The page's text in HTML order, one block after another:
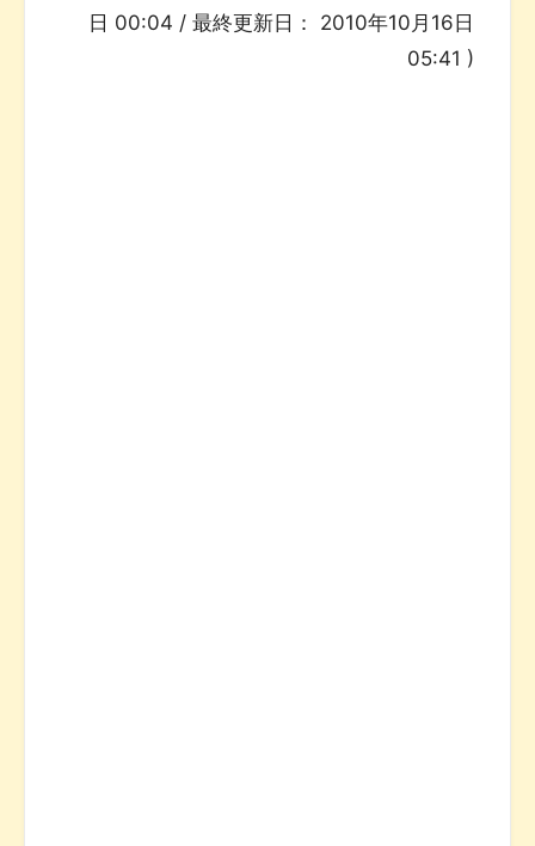
日 00:04 / 最終更新日： 2010年10月16日
05:41 )